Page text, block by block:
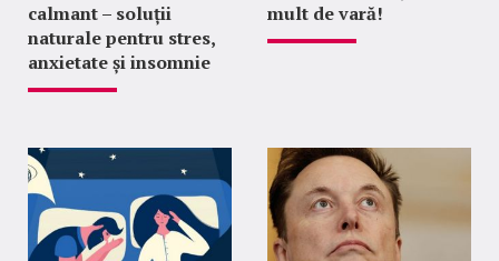
calmant – soluții
naturale pentru stres,
anxietate și insomnie
mult de vară!